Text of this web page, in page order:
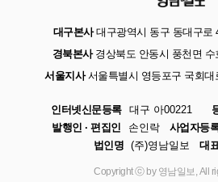
대구본사대구광역시 동구 동대구로
경북본사경상북도 안동시 풍천면 수
서울지사서울특별시 영등포구 국회대
인터넷신문등록 대구 아00221
발행인 · 편집인
손인락 사업자등
법인명 (주)영남일보 대
Copyright ⓒ by 영남일보, All